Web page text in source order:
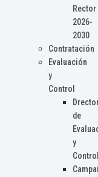
Rector
2026-
2030
Contratación
Evaluación
y
Control
de
y
Control